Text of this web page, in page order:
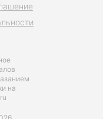
на